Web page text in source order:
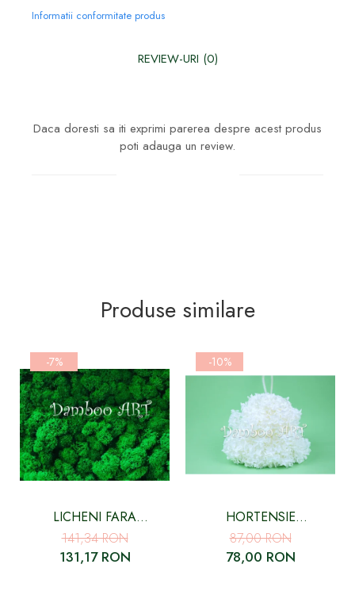
Informatii conformitate produs
REVIEW-URI (0)
Daca doresti sa iti exprimi parerea despre acest produs
poti adauga un review.
Produse similare
-7%
LICHENI FARA
RADACINA, CURATATI
VERDE SMARALD - 500
141,34 RON
131,17 RON
-10%
HORTENSIE
CRIOGENATA CU FLORI
MICI ALBA
87,00 RON
78,00 RON